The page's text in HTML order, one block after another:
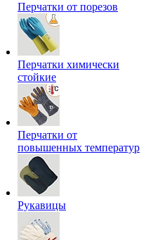
Перчатки от порезов
Перчатки химически
стойкие
Перчатки от
повышенных температур
Рукавицы